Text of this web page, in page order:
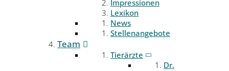
Impressionen
Lexikon
News
Stellenangebote
Team
Tierärzte
Dr.